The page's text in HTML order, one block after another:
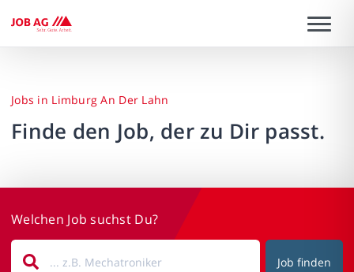
Jobs in Limburg An Der Lahn
Finde den Job, der zu Dir passt.
Welchen Job suchst Du?
Job finden